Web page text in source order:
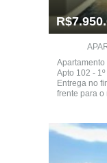
Apartamento
Apto 102 -
Entrega no
frente para o